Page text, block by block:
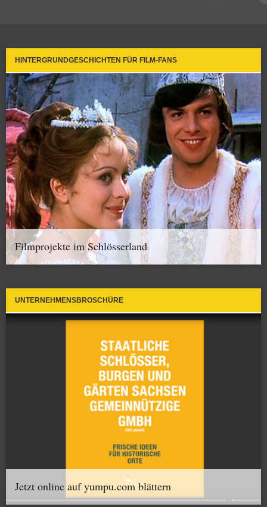
HINTERGRUNDGESCHICHTEN FÜR FILM-FANS
Filmprojekte im Schlösserland
UNTERNEHMENSBROSCHÜRE
Jetzt online auf yumpu.com blättern